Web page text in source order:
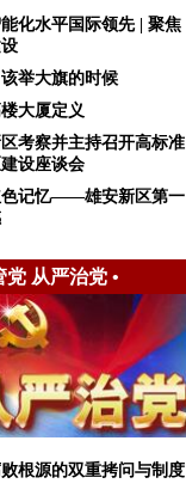
化水平国际领先 | 聚焦
举大旗的时候
大厦定义
考察并主持召开高标准
设座谈会
色记忆——雄安新区第一
党 从严治党•
根源的双重拷问与制度